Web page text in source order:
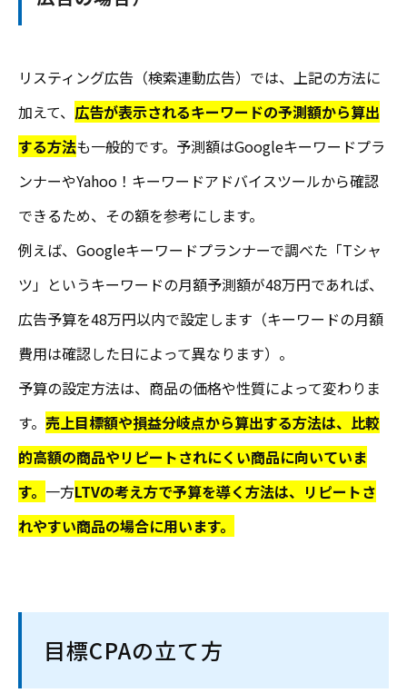
リスティング広告（検索連動広告）では、上記の方法に
加えて、 広告が表示されるキーワードの予測額から算出
する方法も一般的です。予測額はGoogleキーワードプラ
ンナーやYahoo！キーワードアドバイスツールから確認
できるため、その額を参考にします。
例えば、Googleキーワードプランナーで調べた「Tシャ
ツ」というキーワードの月額予測額が48万円であれば、
広告予算を48万円以内で設定します（キーワードの月額
費用は確認した日によって異なります）。
予算の設定方法は、商品の価格や性質によって変わりま
す。 売上目標額や損益分岐点から算出する方法は、比較
的高額の商品やリピートされにくい商品に向いていま
す。 一方LTVの考え方で予算を導く方法は、リピートさ
れやすい商品の場合に用います。
目標CPAの立て方